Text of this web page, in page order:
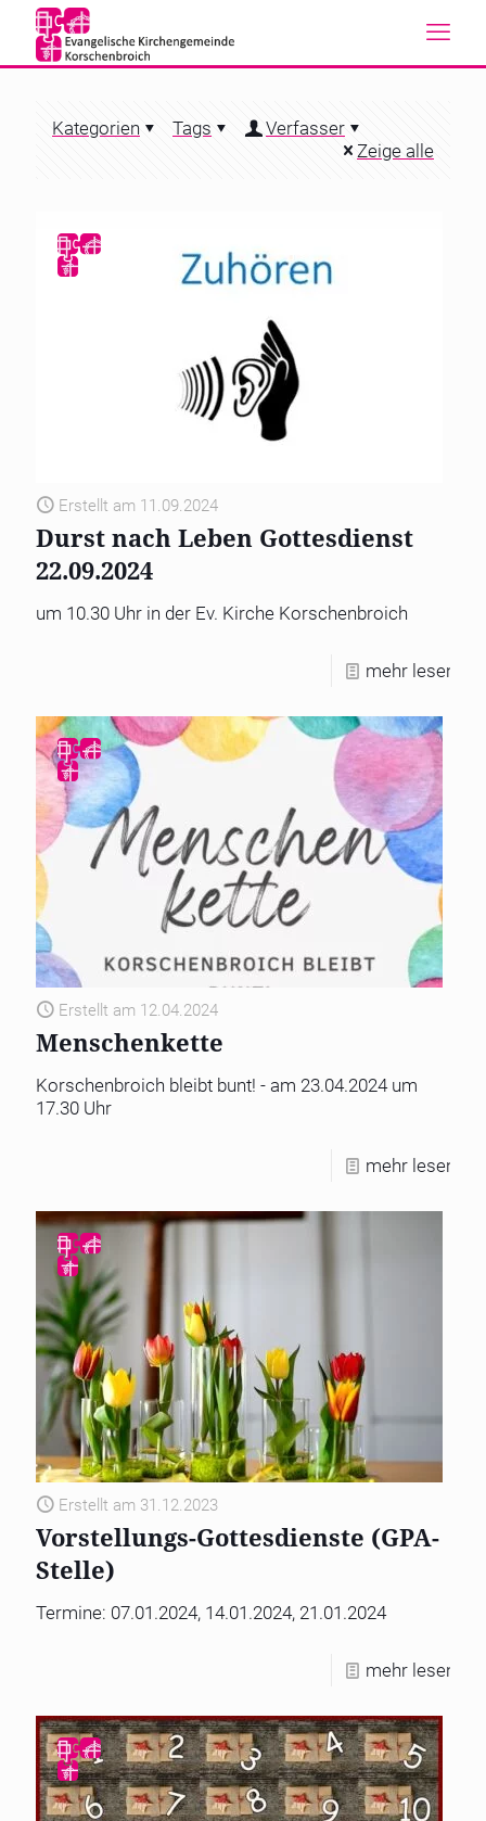
Kategorien Tags
Verfasser
Zeige alle
Erstellt am 11.09.2024
Durst nach Leben Gottesdienst
22.09.2024
um 10.30 Uhr in der Ev. Kirche Korschenbroich
mehr lesen
Erstellt am 12.04.2024
Menschenkette
Korschenbroich bleibt bunt! - am 23.04.2024 um
17.30 Uhr
mehr lesen
Erstellt am 31.12.2023
Vorstellungs-Gottesdienste (GPA-
Stelle)
Termine: 07.01.2024, 14.01.2024, 21.01.2024
mehr lesen